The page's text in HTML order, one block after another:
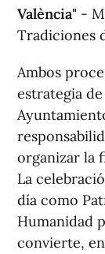
València" -
Tradiciones
Ambos
estrategia
organizar la
La
día como
Humanidad
convierte,